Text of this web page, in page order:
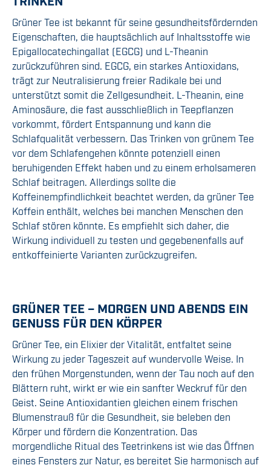
Grüner Tee ist bekannt für seine gesundheitsfördernden
Eigenschaften, die hauptsächlich auf Inhaltsstoffe wie
Epigallocatechingallat (EGCG) und L-Theanin
zurückzuführen sind. EGCG, ein starkes Antioxidans,
trägt zur Neutralisierung freier Radikale bei und
unterstützt somit die Zellgesundheit. L-Theanin, eine
Aminosäure, die fast ausschließlich in Teepflanzen
vorkommt, fördert Entspannung und kann die
Schlafqualität verbessern. Das Trinken von grünem Tee
vor dem Schlafengehen könnte potenziell einen
beruhigenden Effekt haben und zu einem erholsameren
Schlaf beitragen. Allerdings sollte die
Koffeinempfindlichkeit beachtet werden, da grüner Tee
Koffein enthält, welches bei manchen Menschen den
Schlaf stören könnte. Es empfiehlt sich daher, die
Wirkung individuell zu testen und gegebenenfalls auf
entkoffeinierte Varianten zurückzugreifen.
GRÜNER TEE – MORGEN UND ABENDS EIN
GENUSS FÜR DEN KÖRPER
Grüner Tee, ein Elixier der Vitalität, entfaltet seine
Wirkung zu jeder Tageszeit auf wundervolle Weise. In
den frühen Morgenstunden, wenn der Tau noch auf den
Blättern ruht, wirkt er wie ein sanfter Weckruf für den
Geist. Seine Antioxidantien gleichen einem frischen
Blumenstrauß für die Gesundheit, sie beleben den
Körper und fördern die Konzentration. Das
morgendliche Ritual des Teetrinkens ist wie das Öffnen
eines Fensters zur Natur, es bereitet Sie harmonisch auf